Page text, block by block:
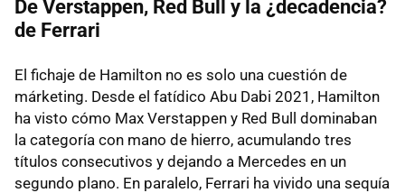
De Verstappen, Red Bull y la ¿decadencia?
de Ferrari
El fichaje de Hamilton no es solo una cuestión de
márketing. Desde el fatídico Abu Dabi 2021, Hamilton
ha visto cómo Max Verstappen y Red Bull dominaban
la categoría con mano de hierro, acumulando tres
títulos consecutivos y dejando a Mercedes en un
segundo plano. En paralelo, Ferrari ha vivido una sequía